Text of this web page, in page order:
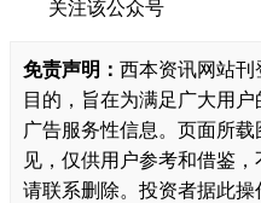
关注该公众号
免责声明： 西本资讯网站刊
目的，旨在为满足广大用
广告服务性信息。页面所
见，仅供用户参考和借鉴
请联系删除。投资者据此操